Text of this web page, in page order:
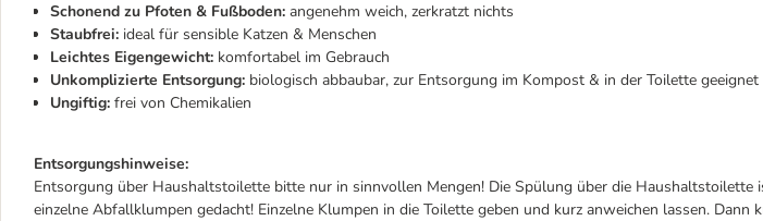
Schonend zu Pfoten & Fußboden: angenehm weich, zerkratzt nichts
Staubfrei: ideal für sensible Katzen & Menschen
Leichtes Eigengewicht: komfortabel im Gebrauch
Unkomplizierte Entsorgung: biologisch abbaubar, zur Entsorgung im Kompost & in der Toilette geeignet
Ungiftig: frei von Chemikalien
Entsorgungshinweise:
Entsorgung über Haushaltstoilette bitte nur in sinnvollen Mengen! Die Spülung über die Haushaltstoilette
einzelne Abfallklumpen gedacht! Einzelne Klumpen in die Toilette geben und kurz anweichen lassen. Dann